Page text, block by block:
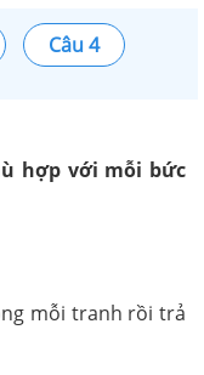
Câu 4
hợp với mỗi bức
mỗi tranh rồi trả